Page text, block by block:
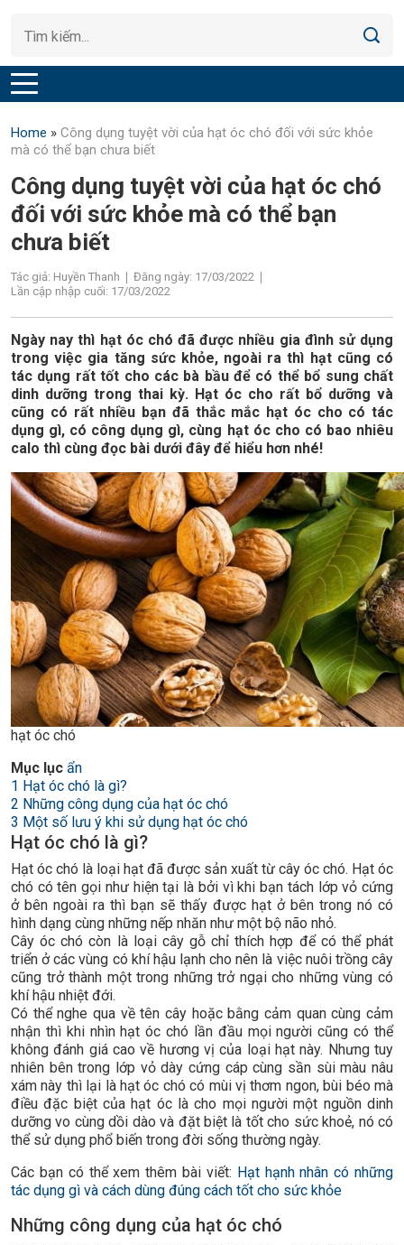
Home » Công dụng tuyệt vời của hạt óc chó đối với sức khỏe
mà có thể bạn chưa biết
Công dụng tuyệt vời của hạt óc chó
đối với sức khỏe mà có thể bạn
chưa biết
Tác giả: Huyền Thanh
Đăng ngày: 17/03/2022
Lần cập nhập cuối: 17/03/2022
Ngày nay thì hạt óc chó đã được nhiều gia đình sử dụng
trong việc gia tăng sức khỏe, ngoài ra thì hạt cũng có
tác dụng rất tốt cho các bà bầu để có thể bổ sung chất
dinh dưỡng trong thai kỳ. Hạt óc cho rất bổ dưỡng và
cũng có rất nhiều bạn đã thắc mắc hạt óc cho có tác
dụng gì, có công dụng gì, cùng hạt óc cho có bao nhiêu
calo thì cùng đọc bài dưới đây để hiểu hơn nhé!
hạt óc chó
Mục lục ẩn
1 Hạt óc chó là gì?
2 Những công dụng của hạt óc chó
3 Một số lưu ý khi sử dụng hạt óc chó
Hạt óc chó là gì?
Hạt óc chó là loại hạt đã được sản xuất từ cây óc chó. Hạt óc
chó có tên gọi như hiện tại là bởi vì khi bạn tách lớp vỏ cứng
ở bên ngoài ra thì bạn sẽ thấy được hạt ở bên trong nó có
hình dạng cùng những nếp nhăn như một bộ não nhỏ.
Cây óc chó còn là loại cây gỗ chỉ thích hợp để có thể phát
triển ở các vùng có khí hậu lạnh cho nên là việc nuôi trồng cây
cũng trở thành một trong những trở ngại cho những vùng có
khí hậu nhiệt đới.
Có thể nghe qua về tên cây hoặc bằng cảm quan cùng cảm
nhận thì khi nhìn hạt óc chó lần đầu mọi người cũng có thể
không đánh giá cao về hương vị của loại hạt này. Nhưng tuy
nhiên bên trong lớp vỏ dày cứng cáp cùng sần sùi màu nâu
xám này thì lại là hạt óc chó có mùi vị thơm ngon, bùi béo mà
điều đặc biệt của hạt óc là cho mọi người một nguồn dinh
dưỡng vo cùng dồi dào và đặt biệt là tốt cho sức khoẻ, nó có
thể sử dụng phổ biến trong đời sống thường ngày.
Các bạn có thể xem thêm bài viết: Hạt hạnh nhân có những
tác dụng gì và cách dùng đúng cách tốt cho sức khỏe
Những công dụng của hạt óc chó